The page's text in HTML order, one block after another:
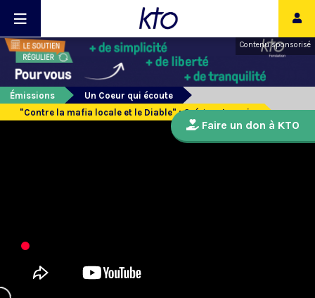
Contenu sponsorisé
Émissions
Un Coeur qui écoute
"Contre la mafia locale et le Diable" : Grégory Lacroix
Faire un don à KTO